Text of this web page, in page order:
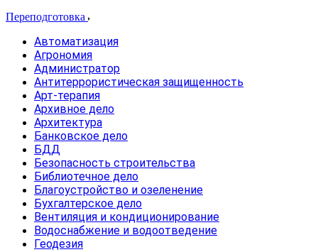
Переподготовка
Автоматизация
Агрономия
Администратор
Антитеррористическая защищенность
Арт-терапия
Архивное дело
Архитектура
Банковское дело
БДД
Безопасность строительства
Библиотечное дело
Благоустройство и озеленение
Бухгалтерское дело
Вентиляция и кондиционирование
Водоснабжение и водоотведение
Геодезия